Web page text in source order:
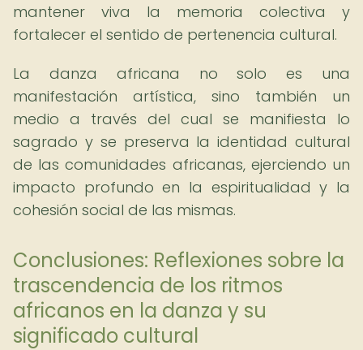
mantener viva la memoria colectiva y
fortalecer el sentido de pertenencia cultural.
La danza africana no solo es una
manifestación artística, sino también un
medio a través del cual se manifiesta lo
sagrado y se preserva la identidad cultural
de las comunidades africanas, ejerciendo un
impacto profundo en la espiritualidad y la
cohesión social de las mismas.
Conclusiones: Reflexiones sobre la
trascendencia de los ritmos
africanos en la danza y su
significado cultural